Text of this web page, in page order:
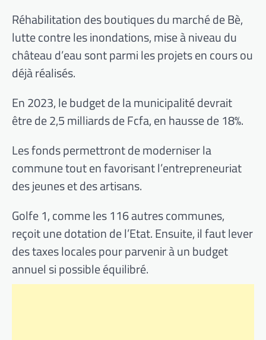
Réhabilitation des boutiques du marché de Bè,
lutte contre les inondations, mise à niveau du
château d’eau sont parmi les projets en cours ou
déjà réalisés.
En 2023, le budget de la municipalité devrait
être de 2,5 milliards de Fcfa, en hausse de 18%.
Les fonds permettront de moderniser la
commune tout en favorisant l’entrepreneuriat
des jeunes et des artisans.
Golfe 1, comme les 116 autres communes,
reçoit une dotation de l’Etat. Ensuite, il faut lever
des taxes locales pour parvenir à un budget
annuel si possible équilibré.